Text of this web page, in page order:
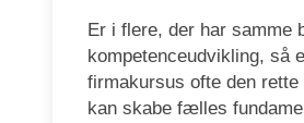
Er i flere, der har samme
kompetenceudvikling, så
firmakursus ofte den
kan skabe fælles